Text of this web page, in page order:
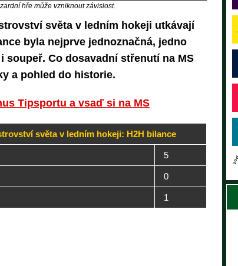
hře může vzniknout závislost.
světa v ledním hokeji utkávají
byla nejprve jednoznačná, jedno
soupeř. Co dosavadní střenutí na MS
a pohled do historie.
Tipsportu a vsaď si na MS
světa v ledním hokeji: H2H bilance
5
0
1